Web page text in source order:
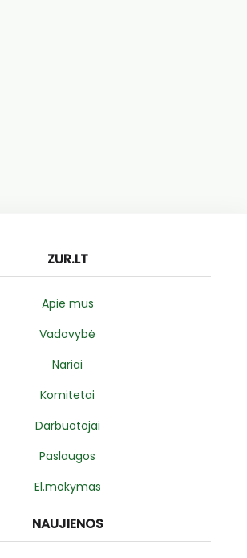
ZUR.LT
Apie mus
Vadovybė
Nariai
Komitetai
Darbuotojai
Paslaugos
El.mokymas
NAUJIENOS